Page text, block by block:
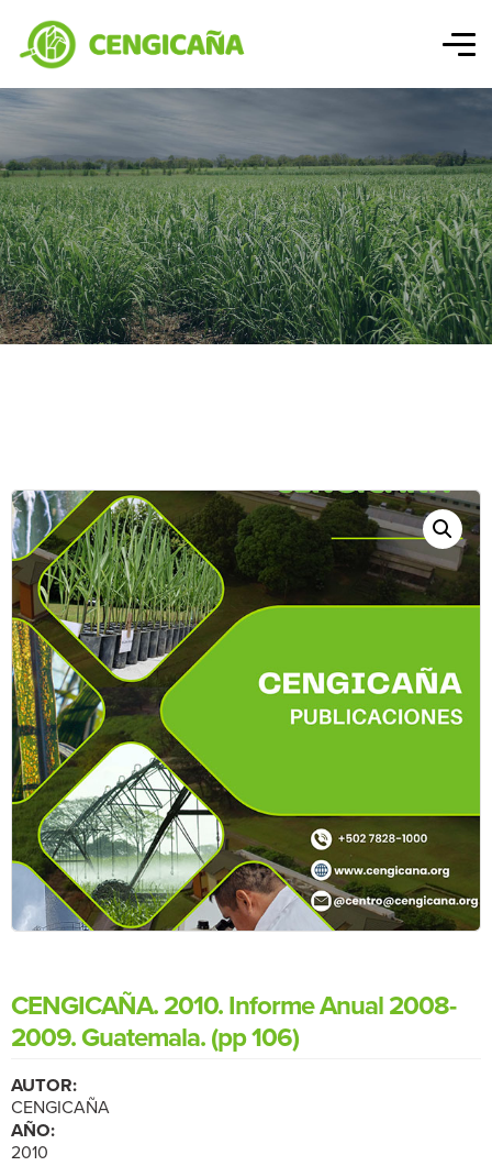
CENGICAÑA. 2010. Informe Anual 2008-
2009. Guatemala. (pp 106)
AUTOR:
CENGICAÑA
AÑO:
2010